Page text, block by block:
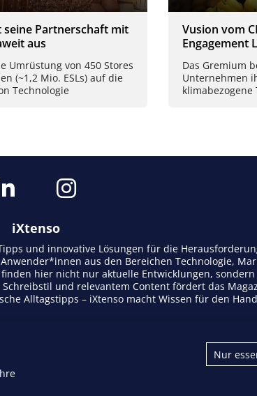
seine Partnerschaft mit
aus
Umrüstung von 450 Stores
(~1,2 Mio. ESLs) auf die
Technologie
Vusion vom
Engagement
Das Gremium
Unternehmen
iXtenso
und innovative Lösungen für die
aus den Bereichen Technologie,
hier nicht nur aktuelle Entwicklungen,
und relevantem Content fördert das
Alltagstipps – iXtenso macht Wissen für den
Nur